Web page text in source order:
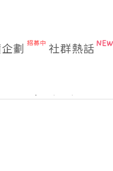
劃 社群熱話